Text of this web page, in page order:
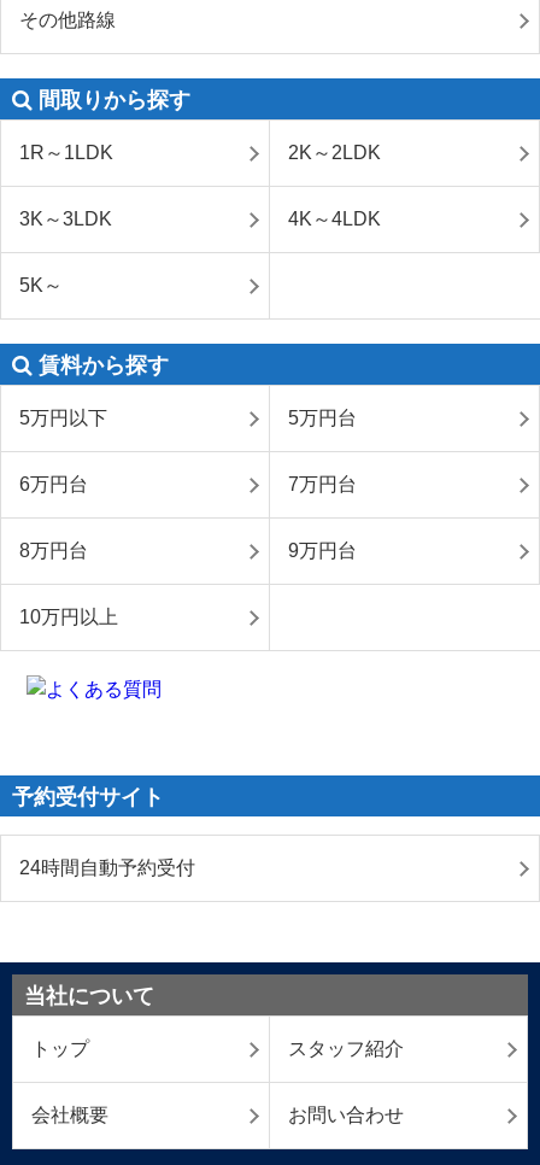
その他路線
間取りから探す
1R～1LDK 2K～2LDK
3K～3LDK 4K～4LDK
5K～
賃料から探す
5万円以下 5万円台
6万円台 7万円台
8万円台 9万円台
10万円以上
予約受付サイト
24時間自動予約受付
当社について
トップ スタッフ紹介
会社概要 お問い合わせ